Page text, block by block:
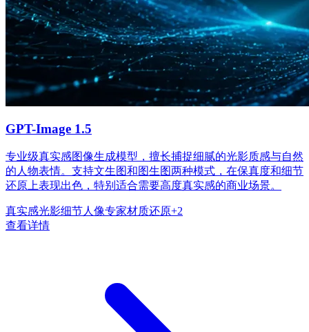
GPT-Image 1.5
专业级真实感图像生成模型，擅长捕捉细腻的光影质感与自然
的人物表情。支持文生图和图生图两种模式，在保真度和细节
还原上表现出色，特别适合需要高度真实感的商业场景。
真实感光影细节人像专家材质还原+2
查看详情